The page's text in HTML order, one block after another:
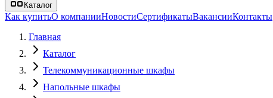
Каталог
Как купитьО компанииНовостиСертификатыВакансииКонтакты
Главная
Каталог
Телекоммуникационные шкафы
Напольные шкафы